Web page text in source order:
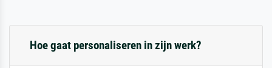
Hoe gaat personaliseren in zijn werk?